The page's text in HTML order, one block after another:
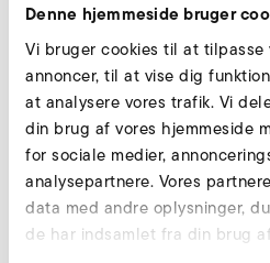
Denne hjemmeside bruger
Vi bruger cookies til at
annoncer, til at vise dig
at analysere vores trafik. Vi
din brug af vores hjemmeside
for sociale medier,
analysepartnere. Vores
data med andre oplysninger,
de har indsamlet fra din brug
Ventilatorens omdrejningstal
Vægt
Tekniske tegninger